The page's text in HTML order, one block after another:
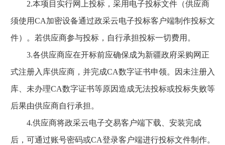
2.本项目实行网上投标，采用电子投标文件（供应商
须使用CA加密设备通过政采云电子投标客户端制作投标文
件）。若供应商参与投标，自行承担投标一切费用。
3.各供应商应在开标前应确保成为新疆政府采购网正
式注册入库供应商，并完成CA数字证书申领。因未注册入
库、未办理CA数字证书等原因造成无法投标或投标失败等
后果由供应商自行承担。
4.供应商将政采云电子交易客户端下载、安装完成
后，可通过账号密码或CA登录客户端进行投标文件制作。